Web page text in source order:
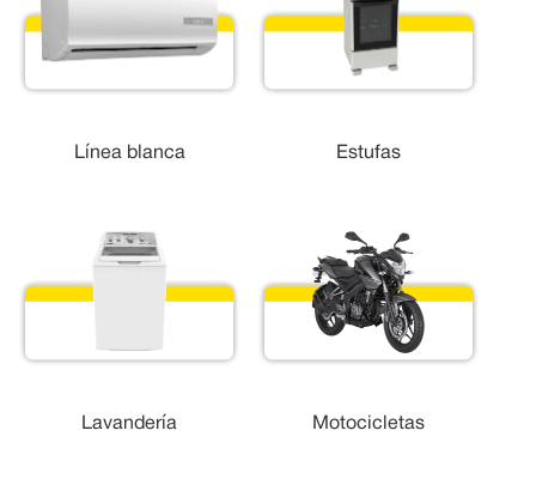
Línea blanca Estufas
Lavandería Motocicletas